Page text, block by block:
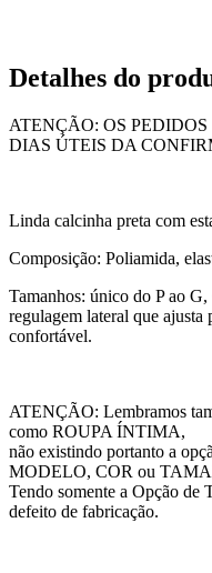
Detalhes do
ATENÇÃO: OS
DIAS ÚTEIS DA
Linda calcinha preta com
Composição: Poliamida,
Tamanhos: único do P ao
regulagem lateral que ajusta
confortável.
ATENÇÃO: Lembramos
como ROUPA ÍNTIMA,
não existindo portanto a
MODELO, COR ou
Tendo somente a Opção de
defeito de fabricação.